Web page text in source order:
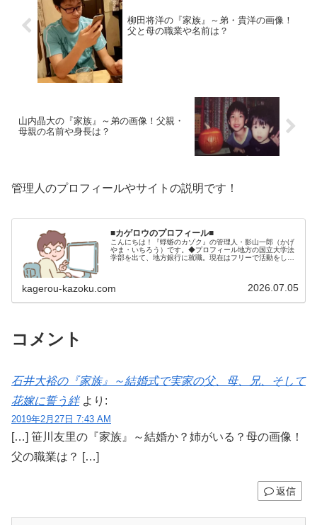
柳田将洋の『家族』～弟・貴洋の画像！
父と母の職業や名前は？
山内晶大の『家族』～弟の画像！父親・
母親の名前や身長は？
管理人のプロフィールやサイトの説明です！
■カゲロウのプロフィール■
こんにちは！『蜉蝣のカゾク』の管理人・影山一郎（かげ
やま・いちろう）です。◆プロフィール地方の国立大学法
学部を出て、地方銀行に就職。現在はフリーで活動をして
kagerou-kazoku.com 2026.07.05
コメント
石井大裕の『家族』～結婚式で実家の父、母、兄、そして
花嫁に誓う絆 より:
2019年2月27日 7:43 AM
[…] 笹川友里の『家族』～結婚か？姉がいる？母の画像！
父の職業は？ […]
返信